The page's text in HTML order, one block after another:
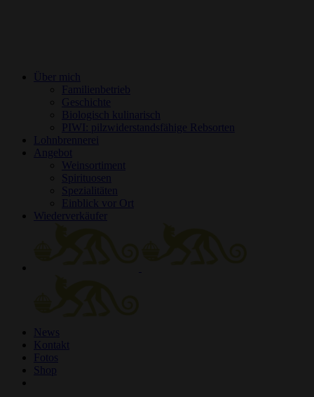
Über mich
Familienbetrieb
Geschichte
Biologisch kulinarisch
PIWI: pilzwiderstandsfähige Rebsorten
Lohnbrennerei
Angebot
Weinsortiment
Spirituosen
Spezialitäten
Einblick vor Ort
Wiederverkäufer
News
Kontakt
Fotos
Shop